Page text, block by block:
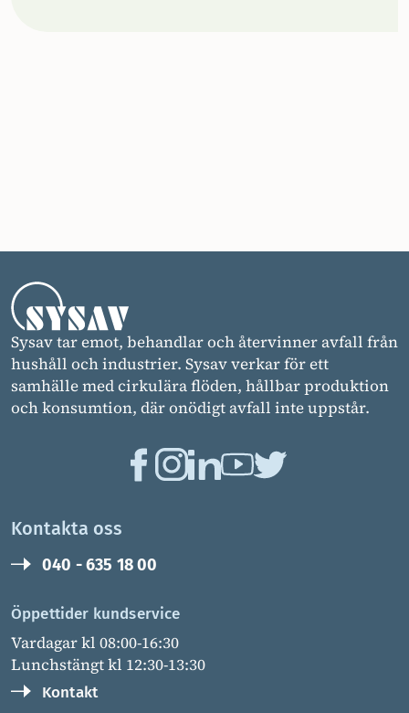
Sysav tar emot, behandlar och återvinner avfall från
hushåll och industrier. Sysav verkar för ett
samhälle med cirkulära flöden, hållbar produktion
och konsumtion, där onödigt avfall inte uppstår.
Kontakta oss
040 - 635 18 00
Öppettider kundservice
Vardagar kl 08:00-16:30
Lunchstängt kl 12:30-13:30
Kontakt